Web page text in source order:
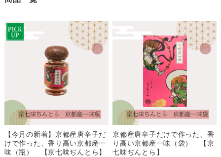
【今月の新着】京都産唐辛子だ
けで作った、香り高い京都産一
味（瓶） 【京七味ぢんとら】
京都産唐辛子だけで作った、香
り高い京都産一味（袋） 【京
七味ぢんとら】